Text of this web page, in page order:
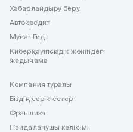
Хабарландыру беру
Автокредит
Mycar Гид
Киберқауіпсіздік жөніндегі
жадынама
Компания туралы
Біздің серіктестер
Франшиза
Пайдаланушы келісімі